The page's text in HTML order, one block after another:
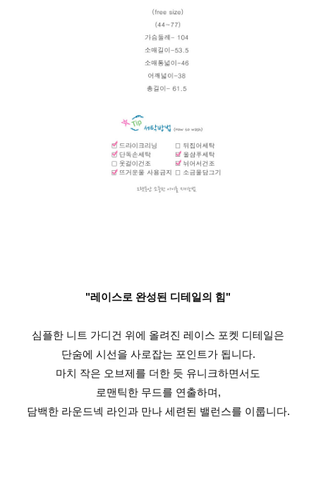
"레이스로 완성된 디테일의 힘"
심플한 니트 가디건 위에 올려진 레이스 포켓 디테일은
단숨에 시선을 사로잡는 포인트가 됩니다.
마치 작은 오브제를 더한 듯 유니크하면서도
로맨틱한 무드를 연출하며,
담백한 라운드넥 라인과 만나 세련된 밸런스를 이룹니다.